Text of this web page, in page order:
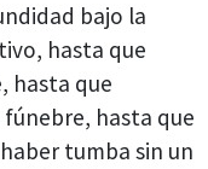
bajo la
hasta que
hasta que
hasta que
tumba sin un